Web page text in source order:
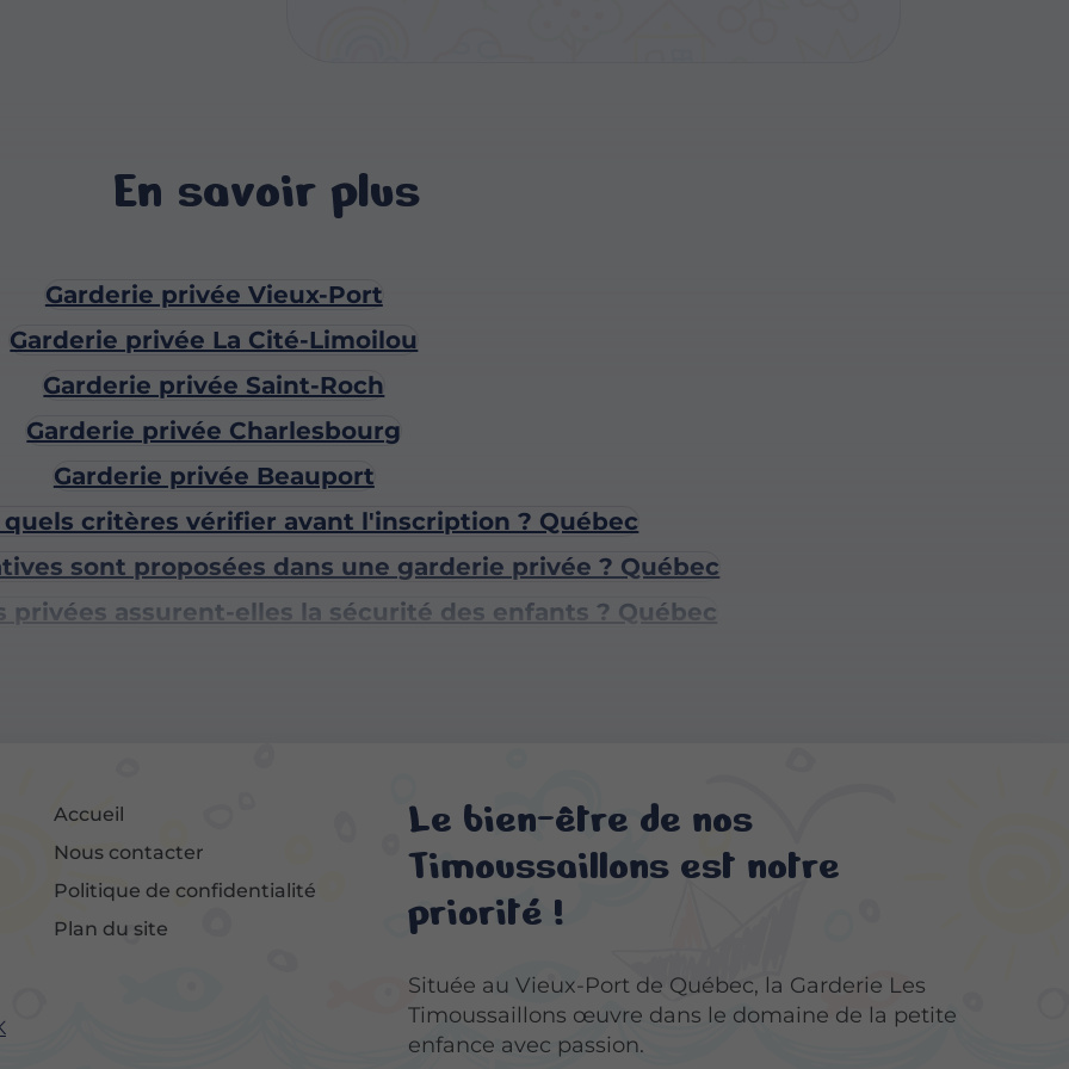
En savoir plus
Garderie privée Vieux-Port
Garderie privée La Cité-Limoilou
Garderie privée Saint-Roch
Garderie privée Charlesbourg
Garderie privée Beauport
quels critères vérifier avant l'inscription ? Québec
sont proposées dans une garderie privée ? Québec
privées assurent-elles la sécurité des enfants ? Québec
Accueil
Nous contacter
Politique de confidentialité
Plan du site
Le bien-être de nos
Timoussaillons est notre
priorité !
Située au Vieux-Port de Québec, la Garderie Les
Timoussaillons œuvre dans le domaine de la petite
enfance avec passion.